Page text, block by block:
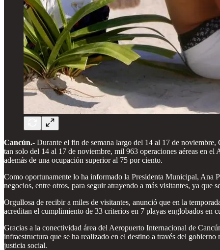
Cancún.- Durante el fin de semana largo del 14 al 17 de
tan solo del 14 al 17 de noviembre, mil 963 operaciones aéreas en
además de una ocupación superior al 75 por ciento.
Como oportunamente lo ha informado la Presidenta Municipal, Ana
negocios, entre otros, para seguir atrayendo a más visitantes, ya que
Orgullosa de recibir a miles de visitantes, anunció que en la
acreditan el cumplimiento de 33 criterios en 7 playas englobados en
Gracias a la conectividad área del Aeropuerto Internacional de
infraestructura que se ha realizado en el destino a través del
justicia social.